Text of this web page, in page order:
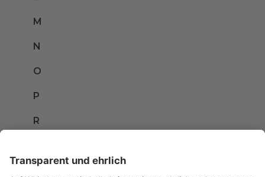
M
N
O
P
R
T